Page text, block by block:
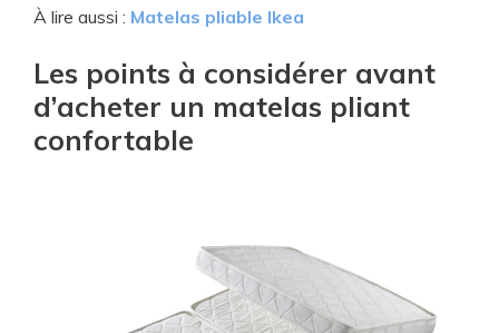
À lire aussi : Matelas pliable Ikea
Les points à considérer avant
d’acheter un matelas pliant
confortable